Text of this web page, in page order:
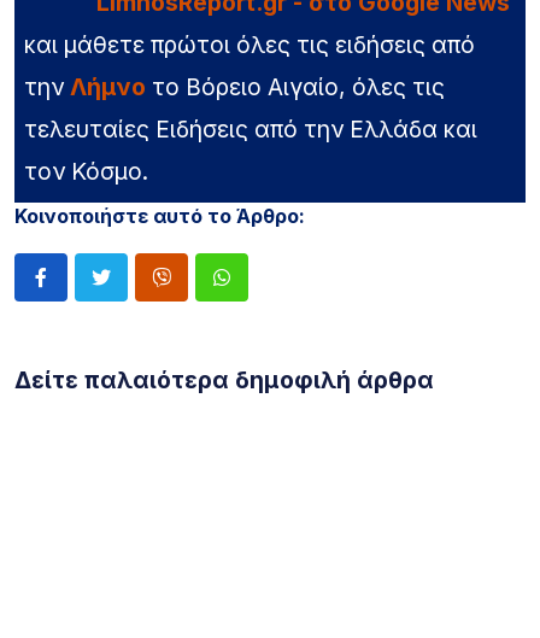
και μάθετε πρώτοι όλες τις ειδήσεις από
την Λήμνο το Βόρειο Αιγαίο, όλες τις
τελευταίες Ειδήσεις από την Ελλάδα και
τον Κόσμο.
Κοινοποιήστε αυτό το Άρθρο:
Δείτε παλαιότερα δημοφιλή άρθρα